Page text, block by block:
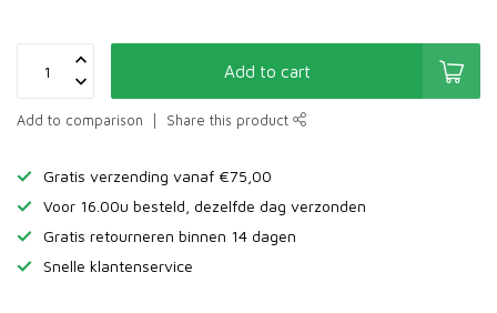
Add to cart
Add to comparison Share this product
Gratis verzending vanaf €75,00
Voor 16.00u besteld, dezelfde dag verzonden
Gratis retourneren binnen 14 dagen
Snelle klantenservice